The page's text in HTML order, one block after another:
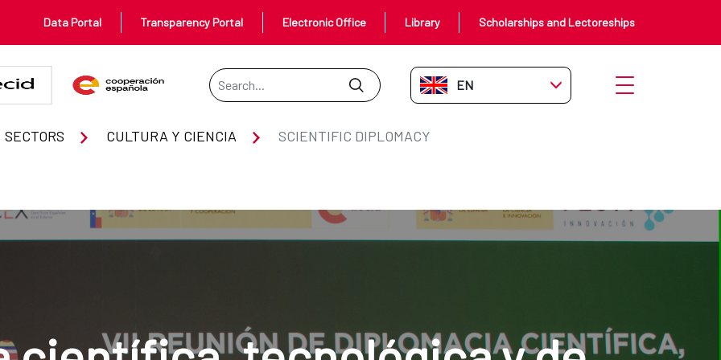
Data Portal Transparency Portal Electronic Office Library Scholarships and Lectoreships
Search Bar
EN-GB Open menu
CULTURA Y CIENCIA SCIENTIFIC DIPLOMACY